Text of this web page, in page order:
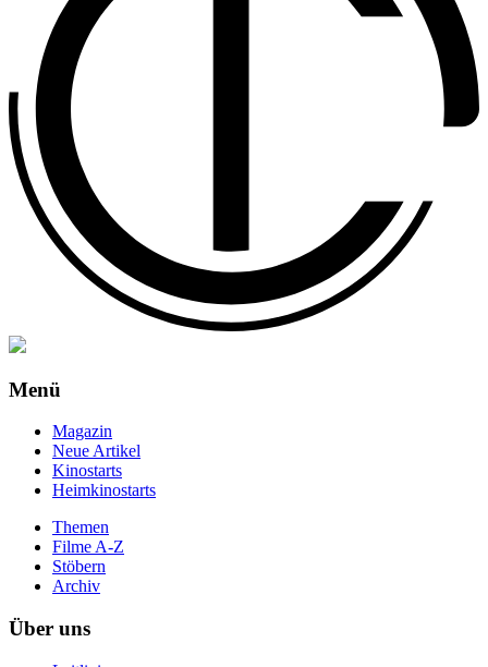
Menü
Magazin
Neue Artikel
Kinostarts
Heimkinostarts
Themen
Filme A-Z
Stöbern
Archiv
Über uns